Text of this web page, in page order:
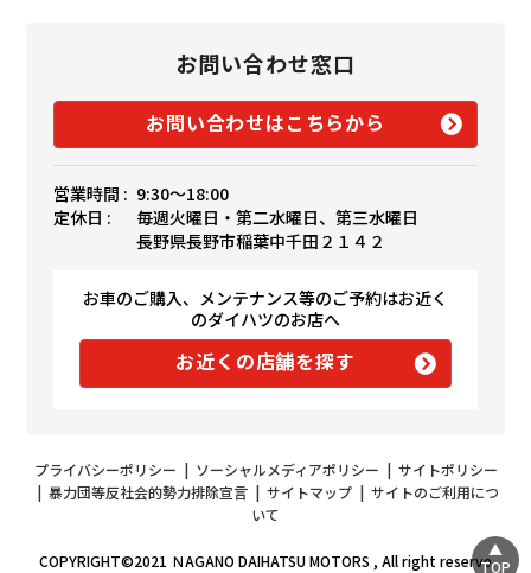
お問い合わせ窓口
お問い合わせはこちらから
営業時間 : 9:30〜18:00
定休日 :
毎週火曜日・第二水曜日、第三水曜日
長野県長野市稲葉中千田２１４２
お車のご購入、メンテナンス等のご予約はお近く
のダイハツのお店へ
お近くの店舗を探す
プライバシーポリシー | ソーシャルメディアポリシー | サイトポリシー
| 暴力団等反社会的勢力排除宣言| サイトマップ| サイトのご利用につ
いて
COPYRIGHT©2021 ＮAGANO DAIHATSU MOTORS , All right reserveTOP